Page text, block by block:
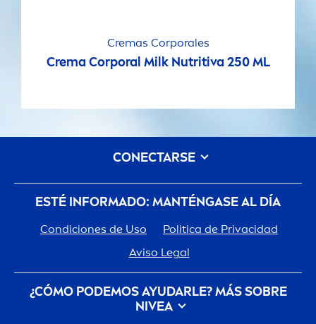
Cremas Corporales
Crema Corporal Milk Nutritiva 250 ML
ESTÉ INFORMADO: MANTÉNGASE AL DÍA
Condiciones de Uso
Politica de Privacidad
Aviso Legal
¿CÓMO PODEMOS AYUDARLE? MÁS SOBRE
NIVEA
CONECTARSE